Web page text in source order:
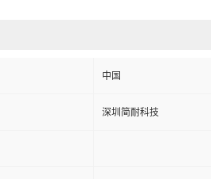
中国
深圳简耐科技